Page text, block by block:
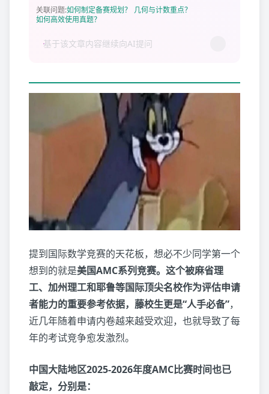
关联问题:如何制定备赛规划？
几何与计数重点？
如何高效使用真题？
提到国际数学竞赛的天花板，想必不少同学第一个
想到的就是美国AMC系列竞赛。这个被麻省理
工、加州理工和耶鲁等国际顶尖名校作为评估申请
者能力的重要参考依据，藤校生更是“人手必备”，
近几年随着申请内卷越来越受欢迎，也就导致了每
年的考试竞争愈发激烈。
中国大陆地区2025-2026年度AMC比赛时间也已
敲定，分别是：